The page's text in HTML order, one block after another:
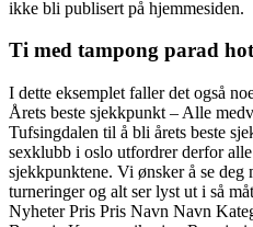
ikke bli publisert på hjemmesiden.
Ti med tampong parad
I dette eksemplet faller det også
Årets beste sjekkpunkt – Alle
Tufsingdalen til å bli årets beste
sexklubb i oslo utfordrer derfor
sjekkpunktene. Vi ønsker å se deg
turneringer og alt ser lyst ut i så
Nyheter Pris Pris Navn Navn